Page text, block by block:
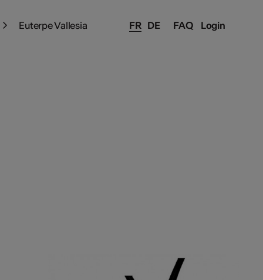
FAQ Login
FR DE
Euterpe Vallesia